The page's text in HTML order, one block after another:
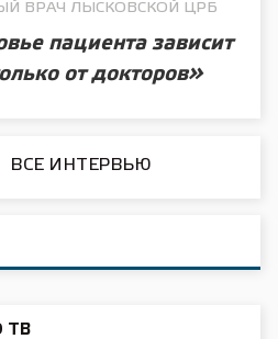
ВРАЧ ЛЫСКОВСКОЙ ЦРБ
пациента зависит
от докторов»
ВСЕ ИНТЕРВЬЮ
ТВ